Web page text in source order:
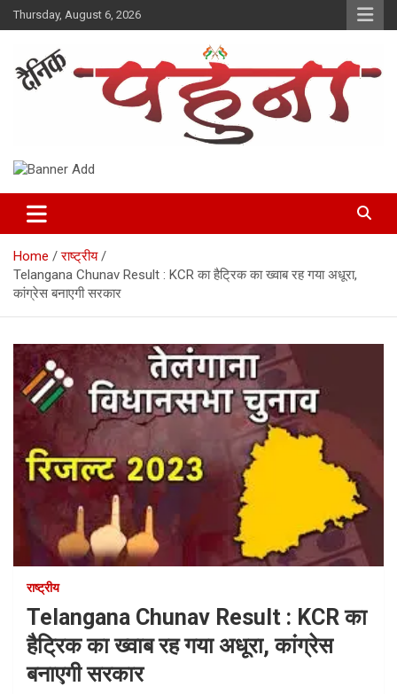
Skip
to
Thursday, August 6, 2026
Dainik Pahuna
Home
राष्ट्रीय
Telangana Chunav Result : KCR का हैट्रिक का ख्‍वाब रह गया अधूरा,
कांग्रेस बनाएगी सरकार
राष्ट्रीय
Telangana Chunav Result : KCR का
हैट्रिक का ख्‍वाब रह गया अधूरा, कांग्रेस
बनाएगी सरकार